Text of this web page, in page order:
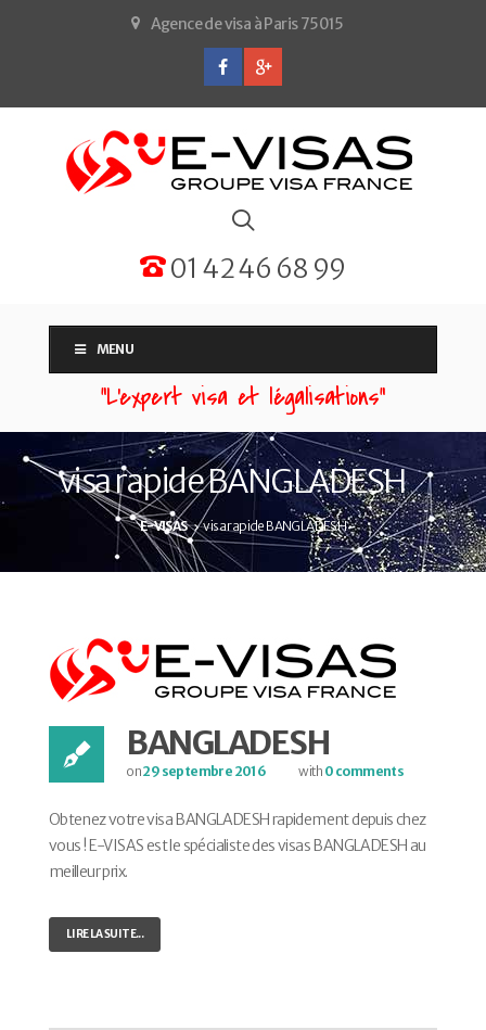
Agence de visa à Paris 75015
01 42 46 68 99
MENU
“L'expert visa et légalisations”
visa rapide BANGLADESH
E-VISAS visa rapide BANGLADESH
BANGLADESH
on29 septembre 2016 with 0 comments
Obtenez votre visa BANGLADESH rapidement depuis chez
vous ! E-VISAS est le spécialiste des visas BANGLADESH au
meilleur prix.
LIRE LA SUITE...